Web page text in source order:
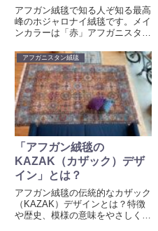
め、手織り。sk010
アフガン絨毯で知る人ぞ知る最高
峰のホジャロナイ絨毯です。メイ
ンカラーは「赤」アフガニスタン
いると言われています。真紅の赤
から淡い赤にいたるまで、そのグ
ラデーションを使いわけ織り紡ぐ
彼らの能力は日本人には到底想像
もできません。
アフガニスタン絨毯
「アフガン絨毯の
KAZAK（カザック）デザ
イン」とは？
アフガン絨毯の伝統的なカザック
（KAZAK）デザインとは？特徴
や歴史、模様の意味をやさしく解